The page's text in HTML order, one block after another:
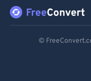
©